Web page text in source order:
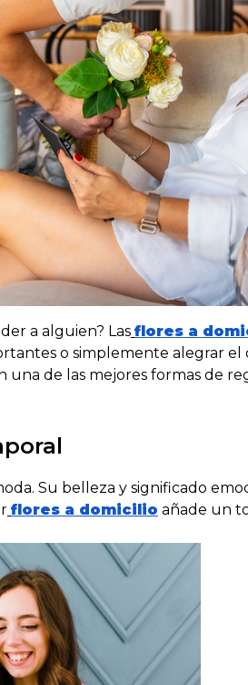
a alguien? Las flores a
o simplemente alegrar
de las mejores formas de
Su belleza y significado
flores a domicilio añade un